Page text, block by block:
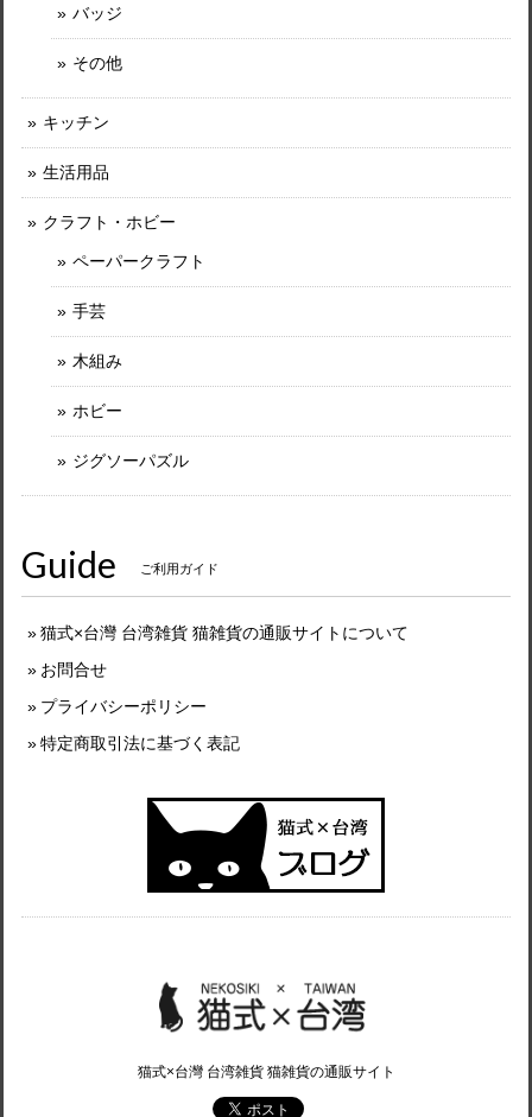
バッジ
その他
キッチン
生活用品
クラフト・ホビー
ペーパークラフト
手芸
木組み
ホビー
ジグソーパズル
Guide ご利用ガイド
猫式×台灣 台湾雑貨 猫雑貨の通販サイトについて
お問合せ
プライバシーポリシー
特定商取引法に基づく表記
猫式×台灣 台湾雑貨 猫雑貨の通販サイト